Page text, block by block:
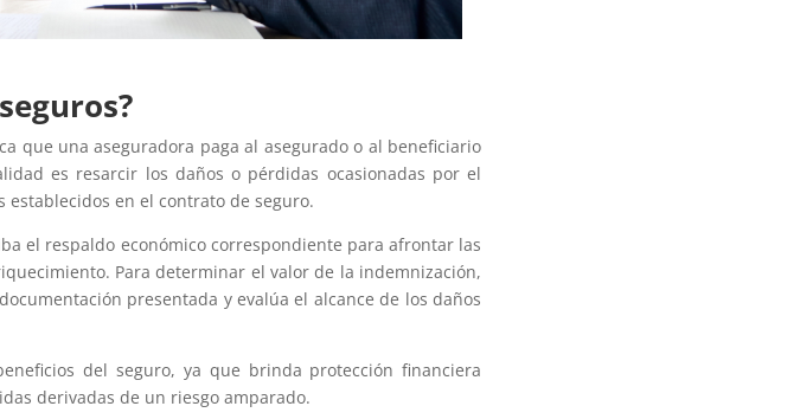
que una aseguradora paga al asegurado o al beneficiario
es resarcir los daños o pérdidas ocasionadas por el
en el contrato de seguro.
el respaldo económico correspondiente para afrontar las
Para determinar el valor de la indemnización,
presentada y evalúa el alcance de los daños
del seguro, ya que brinda protección financiera
derivadas de un riesgo amparado.